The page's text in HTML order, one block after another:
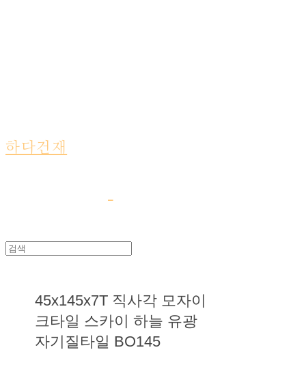
하다건재
45x145x7T 직사각 모자이
크타일 스카이 하늘 유광
자기질타일 BO145